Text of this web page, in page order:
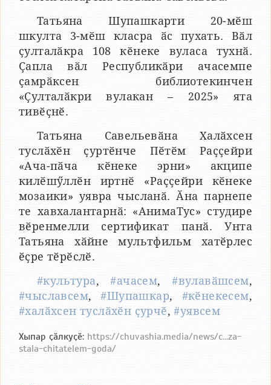
Татьяна Шупашкарти 20-мӗш
шкулта 3-мӗш класра ӑс пухать. Вӑл
ҫулталӑкра 108 кӗнеке вуласа тухнӑ.
Ҫапла вӑл Республикӑри ачасемпе
ҫамрӑксен библиотекинчен
«Ҫулталӑкри вулакан – 2025» ята
тивӗҫнӗ.
Татьяна Савельевӑна Халӑхсен
туслӑхӗн ҫуртӗнче Пӗтӗм Раҫҫейри
«Ача-пӑча кӗнеке эрни» акципе
килӗшӳллӗн иртнӗ «Раҫҫейри кӗнеке
мозаики» уявра чысланӑ. Ӑна парнепе
те хавхалантарнӑ: «АнимаТус» студире
вӗренмелли сертификат панӑ. Унта
Татьяна хӑйне мультфильм хатӗрлес
ӗҫре тӗрӗслӗ.
#культура,#ачасем,#вулавӑшсем,
#чыславсем,#Шупашкар, #кӗнекесем,
#халӑхсен туслӑхӗн ҫурчӗ,#уявсем
Хыпар ҫӑлкуҫӗ: https://chuvashia.media/news/c...za-
stala-chitatelem-goda/